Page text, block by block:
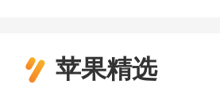
苹果精选